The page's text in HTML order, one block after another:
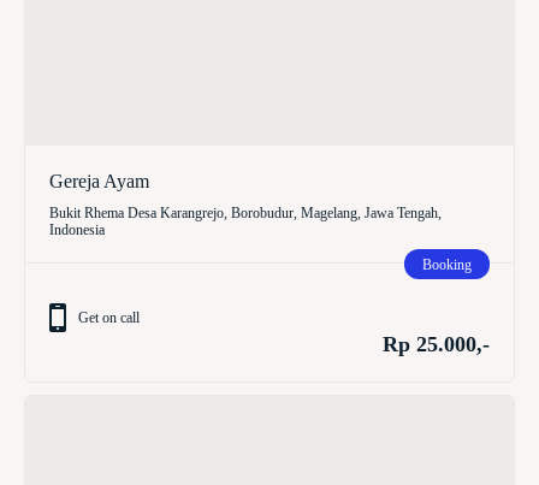
Gereja Ayam
Bukit Rhema Desa Karangrejo, Borobudur, Magelang, Jawa Tengah,
Indonesia
Booking
Get on call
Rp 25.000,-